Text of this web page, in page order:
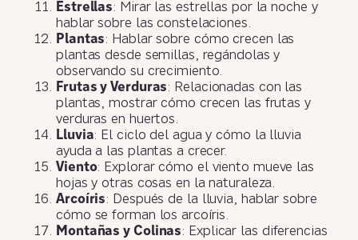
Estrellas: Mirar las estrellas por la noche y
hablar sobre las constelaciones.
Plantas: Hablar sobre cómo crecen las
plantas desde semillas, regándolas y
observando su crecimiento.
Frutas y Verduras: Relacionadas con las
plantas, mostrar cómo crecen las frutas y
verduras en huertos.
Lluvia: El ciclo del agua y cómo la lluvia
ayuda a las plantas a crecer.
Viento: Explorar cómo el viento mueve las
hojas y otras cosas en la naturaleza.
Arcoíris: Después de la lluvia, hablar sobre
cómo se forman los arcoíris.
Montañas y Colinas: Explicar las diferencias